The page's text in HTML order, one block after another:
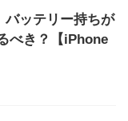
ッテリー持ちが
べき？【iPhone